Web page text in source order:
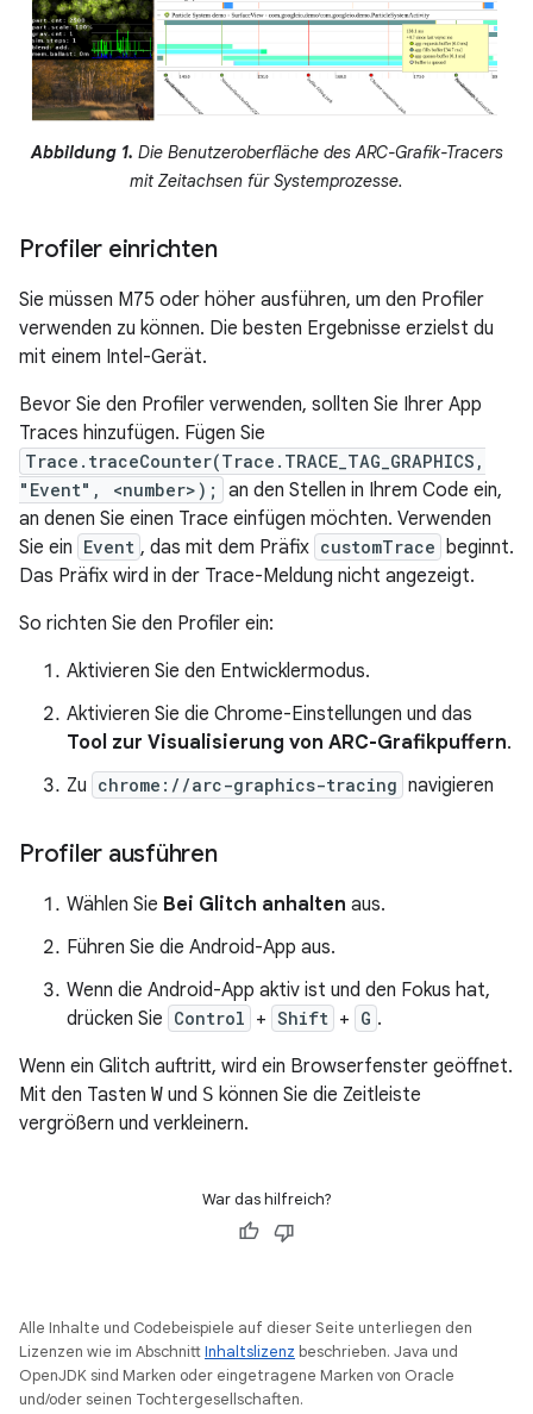
Abbildung 1. Die Benutzeroberfläche des ARC-Grafik-Tracers
mit Zeitachsen für Systemprozesse.
Profiler einrichten
Sie müssen M75 oder höher ausführen, um den Profiler
verwenden zu können. Die besten Ergebnisse erzielst du
mit einem Intel-Gerät.
Bevor Sie den Profiler verwenden, sollten Sie Ihrer App
Traces hinzufügen. Fügen Sie
Trace.traceCounter(Trace.TRACE_TAG_GRAPHICS,
"Event", <number>);
an den Stellen in Ihrem Code ein,
an denen Sie einen Trace einfügen möchten. Verwenden
Sie ein Event , das mit dem Präfix customTrace beginnt.
Das Präfix wird in der Trace-Meldung nicht angezeigt.
So richten Sie den Profiler ein:
Aktivieren Sie den Entwicklermodus.
Aktivieren Sie die Chrome-Einstellungen und das
Tool zur Visualisierung von ARC-Grafikpuffern.
Zu chrome://arc-graphics-tracing navigieren
Profiler ausführen
Wählen Sie Bei Glitch anhalten aus.
Führen Sie die Android-App aus.
Wenn die Android-App aktiv ist und den Fokus hat,
drücken Sie Control + Shift + G .
Wenn ein Glitch auftritt, wird ein Browserfenster geöffnet.
Mit den Tasten W und S können Sie die Zeitleiste
vergrößern und verkleinern.
War das hilfreich?
Alle Inhalte und Codebeispiele auf dieser Seite unterliegen den
Lizenzen wie im AbschnittInhaltslizenz beschrieben. Java und
OpenJDK sind Marken oder eingetragene Marken von Oracle
und/oder seinen Tochtergesellschaften.